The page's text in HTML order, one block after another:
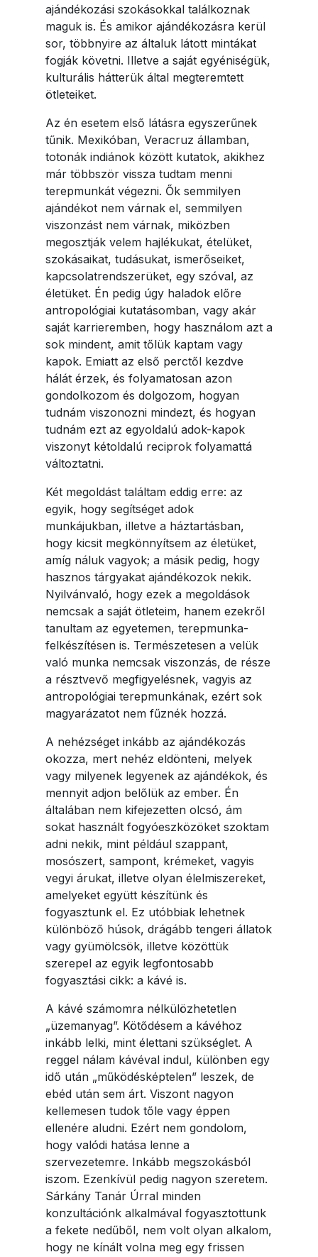
ajándékozási szokásokkal találkoznak
maguk is. És amikor ajándékozásra kerül
sor, többnyire az általuk látott mintákat
fogják követni. Illetve a saját egyéniségük,
kulturális hátterük által megteremtett
ötleteiket.
Az én esetem első látásra egyszerűnek
tűnik. Mexikóban, Veracruz államban,
totonák indiánok között kutatok, akikhez
már többször vissza tudtam menni
terepmunkát végezni. Ők semmilyen
ajándékot nem várnak el, semmilyen
viszonzást nem várnak, miközben
megosztják velem hajlékukat, ételüket,
szokásaikat, tudásukat, ismerőseiket,
kapcsolatrendszerüket, egy szóval, az
életüket. Én pedig úgy haladok előre
antropológiai kutatásomban, vagy akár
saját karrieremben, hogy használom azt a
sok mindent, amit tőlük kaptam vagy
kapok. Emiatt az első perctől kezdve
hálát érzek, és folyamatosan azon
gondolkozom és dolgozom, hogyan
tudnám viszonozni mindezt, és hogyan
tudnám ezt az egyoldalú adok-kapok
viszonyt kétoldalú reciprok folyamattá
változtatni.
Két megoldást találtam eddig erre: az
egyik, hogy segítséget adok
munkájukban, illetve a háztartásban,
hogy kicsit megkönnyítsem az életüket,
amíg náluk vagyok; a másik pedig, hogy
hasznos tárgyakat ajándékozok nekik.
Nyilvánvaló, hogy ezek a megoldások
nemcsak a saját ötleteim, hanem ezekről
tanultam az egyetemen, terepmunka-
felkészítésen is. Természetesen a velük
való munka nemcsak viszonzás, de része
a résztvevő megfigyelésnek, vagyis az
antropológiai terepmunkának, ezért sok
magyarázatot nem fűznék hozzá.
A nehézséget inkább az ajándékozás
okozza, mert nehéz eldönteni, melyek
vagy milyenek legyenek az ajándékok, és
mennyit adjon belőlük az ember. Én
általában nem kifejezetten olcsó, ám
sokat használt fogyóeszközöket szoktam
adni nekik, mint például szappant,
mosószert, sampont, krémeket, vagyis
vegyi árukat, illetve olyan élelmiszereket,
amelyeket együtt készítünk és
fogyasztunk el. Ez utóbbiak lehetnek
különböző húsok, drágább tengeri állatok
vagy gyümölcsök, illetve közöttük
szerepel az egyik legfontosabb
fogyasztási cikk: a kávé is.
A kávé számomra nélkülözhetetlen
„üzemanyag”. Kötődésem a kávéhoz
inkább lelki, mint élettani szükséglet. A
reggel nálam kávéval indul, különben egy
idő után „működésképtelen” leszek, de
ebéd után sem árt. Viszont nagyon
kellemesen tudok tőle vagy éppen
ellenére aludni. Ezért nem gondolom,
hogy valódi hatása lenne a
szervezetemre. Inkább megszokásból
iszom. Ezenkívül pedig nagyon szeretem.
Sárkány Tanár Úrral minden
konzultációnk alkalmával fogyasztottunk
a fekete nedűből, nem volt olyan alkalom,
hogy ne kínált volna meg egy frissen